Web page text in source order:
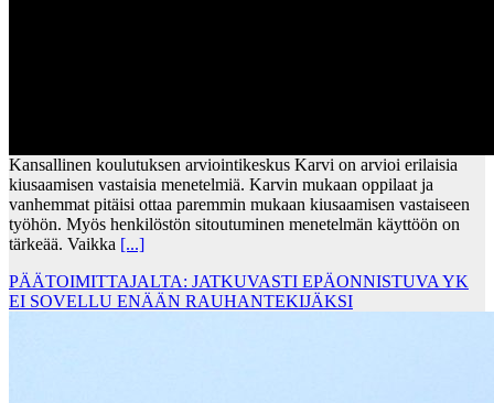
Kansallinen koulutuksen arviointikeskus Karvi on arvioi erilaisia
kiusaamisen vastaisia menetelmiä. Karvin mukaan oppilaat ja
vanhemmat pitäisi ottaa paremmin mukaan kiusaamisen vastaiseen
työhön. Myös henkilöstön sitoutuminen menetelmän käyttöön on
tärkeää. Vaikka [...]
PÄÄTOIMITTAJALTA: JATKUVASTI EPÄONNISTUVA YK
EI SOVELLU ENÄÄN RAUHANTEKIJÄKSI